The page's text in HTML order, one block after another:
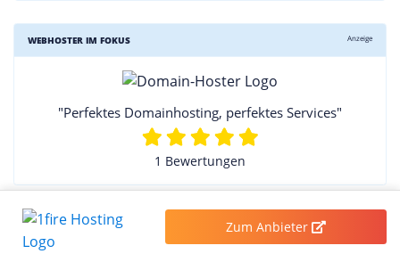
WEBHOSTER IM FOKUS Anzeige
"Perfektes Domainhosting, perfektes Services"
1 Bewertungen
BewertungZum Anbieter